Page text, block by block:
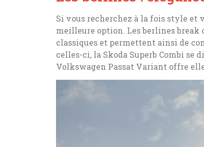
Si vous recherchez à la fois style et
meilleure option. Les berlines
classiques et permettent ainsi de
celles-ci, la Skoda Superb Combi se
Volkswagen Passat Variant offre